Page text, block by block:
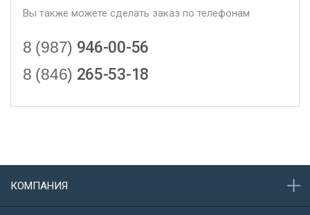
Вы также можете сделать заказ по телефонам
8 (987) 946-00-56
8 (846) 265-53-18
КОМПАНИЯ